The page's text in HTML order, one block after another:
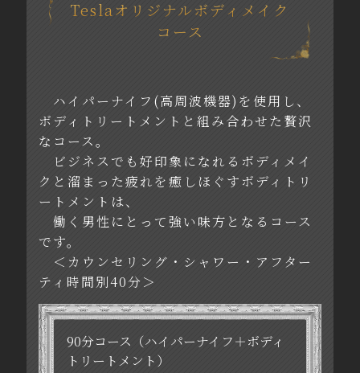
Teslaオリジナルボディメイク
コース
ハイパーナイフ(高周波機器)を使用し、
ボディトリートメントと組み合わせた贅沢
なコース。
ビジネスでも好印象になれるボディメイ
クと溜まった疲れを癒しほぐすボディトリ
ートメントは、
働く男性にとって強い味方となるコース
です。
＜カウンセリング・シャワー・アフター
ティ時間別40分＞
90分コース（ハイパーナイフ＋ボディ
トリートメント）